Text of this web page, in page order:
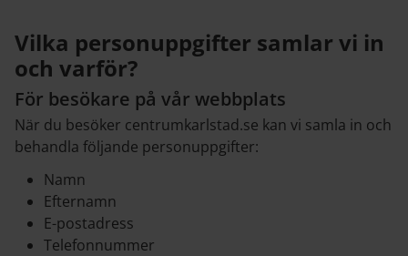
Vilka personuppgifter samlar vi in
och varför?
För besökare på vår webbplats
När du besöker centrumkarlstad.se kan vi samla in och
behandla följande personuppgifter:
Namn
Efternamn
E-postadress
Telefonnummer